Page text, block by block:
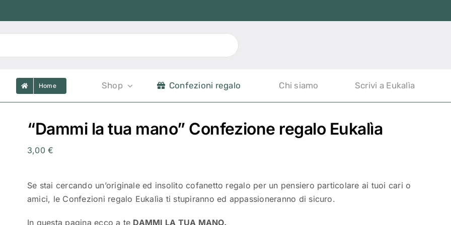
Home Shop Confezioni regalo Chi siamo Scrivi a Eukalìa
“Dammi la tua mano” Confezione regalo Eukalìa
3,00€
Se stai cercando un’originale ed insolito cofanetto regalo per un pensiero particolare ai tuoi cari o
amici, le Confezioni regalo Eukalìa ti stupiranno ed appassioneranno di sicuro.
In questa pagina ecco a te DAMMI LA TUA MANO.